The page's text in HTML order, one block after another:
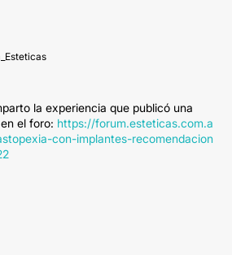
la experiencia que publicó una
el foro: https://forum.esteticas.com.a
con-implantes-recomendacion